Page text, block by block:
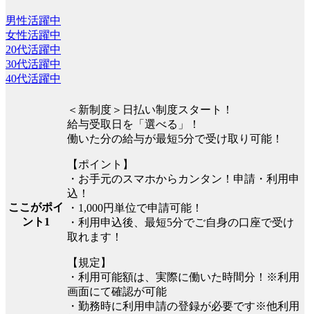
男性活躍中
女性活躍中
20代活躍中
30代活躍中
40代活躍中
ここがポイ
ント1
＜新制度＞日払い制度スタート！
給与受取日を「選べる」！
働いた分の給与が最短5分で受け取り可能！
【ポイント】
・お手元のスマホからカンタン！申請・利用申
込！
・1,000円単位で申請可能！
・利用申込後、最短5分でご自身の口座で受け
取れます！
【規定】
・利用可能額は、実際に働いた時間分！※利用
画面にて確認が可能
・勤務時に利用申請の登録が必要です※他利用